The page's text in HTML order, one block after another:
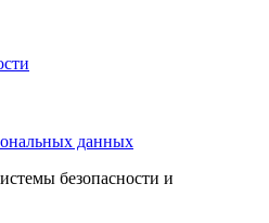
данных
безопасности и